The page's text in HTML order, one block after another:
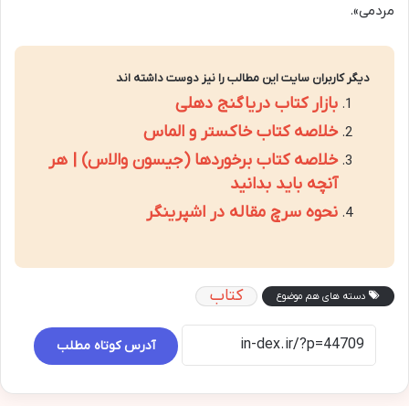
مردمی».
دیگر کاربران سایت این مطالب را نیز دوست داشته اند
بازار کتاب دریاگنج دهلی
خلاصه کتاب خاکستر و الماس
خلاصه کتاب برخوردها (جیسون والاس) | هر
آنچه باید بدانید
نحوه سرچ مقاله در اشپرینگر
دسته های هم موضوع کتاب
آدرس کوتاه مطلب